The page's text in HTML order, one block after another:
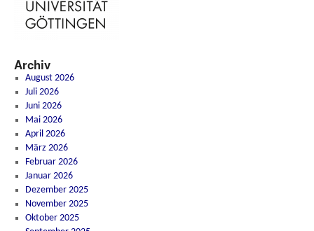
Archiv
August 2026
Juli 2026
Juni 2026
Mai 2026
April 2026
März 2026
Februar 2026
Januar 2026
Dezember 2025
November 2025
Oktober 2025